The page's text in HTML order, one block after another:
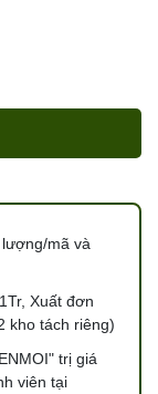
mã và
Xuất đơn
kho tách riêng)
trị giá
viên tại